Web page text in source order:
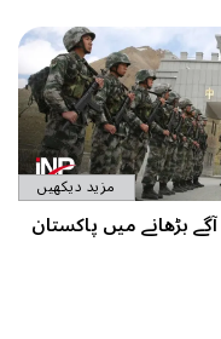
مزید دیکھیں
بڑھانے میں پاکستان